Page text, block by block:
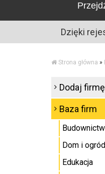
Dzięki
Strona główna »
Dodaj firmę
Baza firm
Dom i ogród
Edukacja